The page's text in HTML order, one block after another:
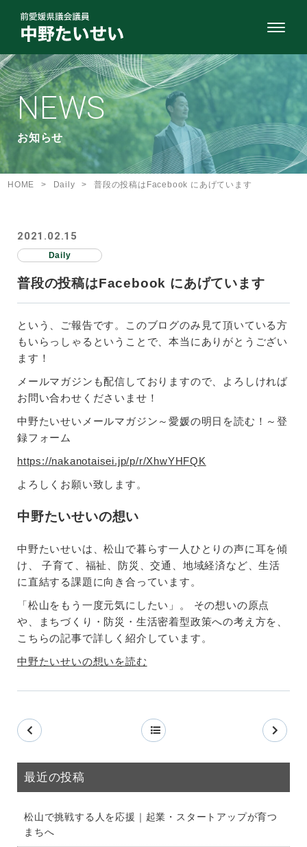
NEWS
お知らせ
HOME > Daily > 普段の投稿はFacebook にあげています
2021.02.15
Daily
普段の投稿はFacebook にあげています
という、ご報告です。このブログのみ見て頂いている方
もいらっしゃるということで、本当にありがとうござい
ます！
メールマガジンも配信しておりますので、よろしければ
お問い合わせくださいませ！
中野たいせいメールマガジン～愛媛の明日を読む！～登
録フォーム
https://nakanotaisei.jp/p/r/XhwYHFQK
よろしくお願い致します。
中野たいせいの想い
中野たいせいは、松山で暮らす一人ひとりの声に耳を傾
け、 子育て、福祉、防災、交通、地域経済など、生活
に直結する課題に向き合っています。
「松山をもう一度元気にしたい」。 その想いの原点
や、まちづくり・防災・生活密着型政策への考え方を、
こちらの記事で詳しく紹介しています。
中野たいせいの想いを読む
最近の投稿
松山で挑戦する人を応援｜起業・スタートアップが育つ
まちへ